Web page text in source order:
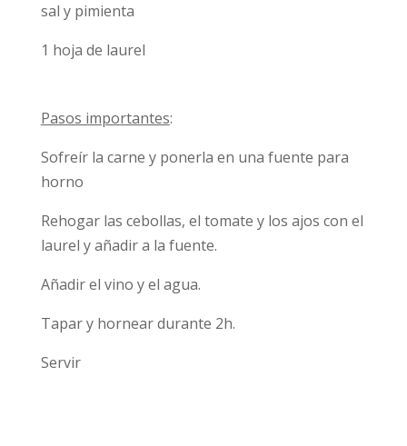
sal y pimienta
1 hoja de laurel
Pasos importantes:
Sofreír la carne y ponerla en una fuente para
horno
Rehogar las cebollas, el tomate y los ajos con el
laurel y añadir a la fuente.
Añadir el vino y el agua.
Tapar y hornear durante 2h.
Servir